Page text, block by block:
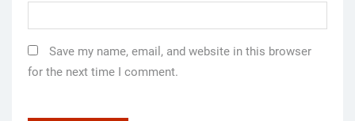
Save my name, email, and website in this browser
for the next time I comment.